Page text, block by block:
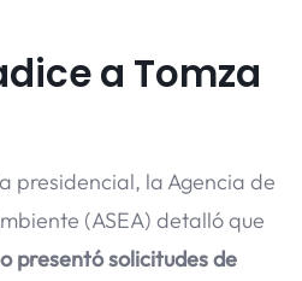
a Tomza
presidencial, la Agencia de
(ASEA) detalló que
presentó solicitudes de